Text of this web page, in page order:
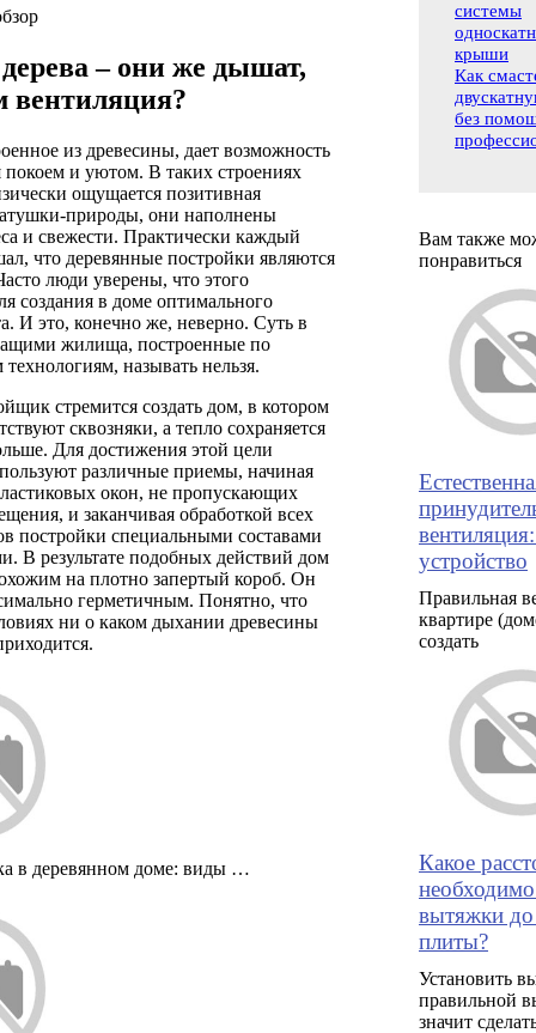
– они же дышат,
вентиляция?
из древесины, дает возможность
покоем и уютом. В таких строениях
ощущается позитивная
природы, они наполнены
и свежести. Практически каждый
что деревянные постройки являются
люди уверены, что этого
создания в доме оптимального
И это, конечно же, неверно. Суть в
жилища, построенные по
называть нельзя.
стремится создать дом, в котором
сквозняки, а тепло сохраняется
Для достижения этой цели
различные приемы, начиная
окон, не пропускающих
и заканчивая обработкой всех
постройки специальными составами
В результате подобных действий дом
на плотно запертый короб. Он
герметичным. Понятно, что
ни о каком дыхании древесины
в деревянном доме: виды …
системы
крыши
Как
без
Вам также
понравиться
устройство
Правильная
квартире
создать
Какое
вытяжки до
плиты?
Установить
правильной
значит